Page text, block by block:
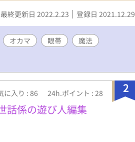
最終更新日 2022.2.23 登録日 2021.12.29
オカマ 眼帯
魔法
2
に入り : 86 24h.ポイント : 28
話係の遊び人編集